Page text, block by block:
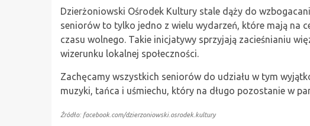
Dzierżoniowski Ośrodek Kultury stale dąży do
seniorów to tylko jedno z wielu wydarzeń, które mają na
czasu wolnego. Takie inicjatywy sprzyjają zacieśnianiu
wizerunku lokalnej społeczności.
Zachęcamy wszystkich seniorów do udziału w tym
muzyki, tańca i uśmiechu, który na długo pozostanie w
Źródło: facebook.com/dzierzoniowski.osrodek.kultury